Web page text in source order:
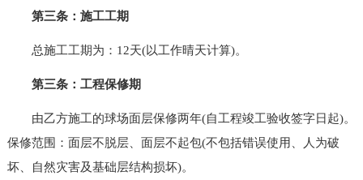
第三条：施工工期
总施工工期为：12天(以工作晴天计算)。
第三条：工程保修期
由乙方施工的球场面层保修两年(自工程竣工验收签字日起)。
保修范围：面层不脱层、面层不起包(不包括错误使用、人为破
坏、自然灾害及基础层结构损坏)。